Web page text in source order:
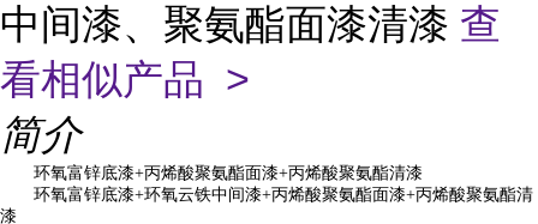
中间漆、聚氨酯面漆清漆 查
看相似产品 >
简介
环氧富锌底漆+丙烯酸聚氨酯面漆+丙烯酸聚氨酯清漆
环氧富锌底漆+环氧云铁中间漆+丙烯酸聚氨酯面漆+丙烯酸聚氨酯清
漆